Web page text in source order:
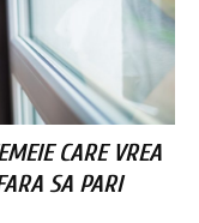
CARE VREA
SA PARI